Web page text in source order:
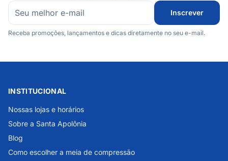
Inscrever
Receba promoções, lançamentos e dicas diretamente no seu e-mail.
INSTITUCIONAL
Nossas lojas e horários
Sobre a Santa Apolônia
Blog
Como escolher a meia de compressão